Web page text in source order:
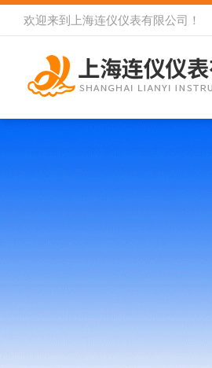
欢迎来到 上海连仪仪表有限公司 ！